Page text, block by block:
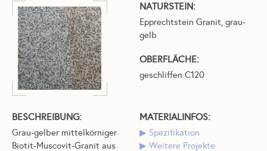
NATURSTEIN:
Epprechtstein Granit, grau-
gelb
OBERFLÄCHE:
geschliffen C120
BESCHREIBUNG:
Grau-gelber mittelkörniger
Biotit-Muscovit-Granit aus
MATERIALINFOS:
Spezifikation
Weitere Projekte